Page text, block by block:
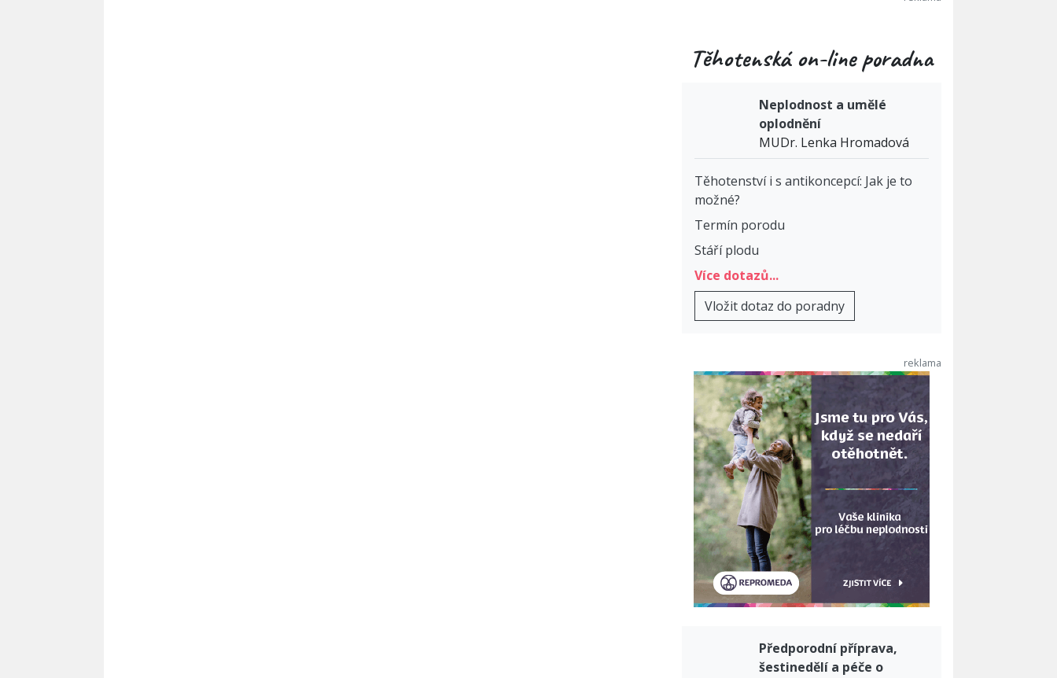
Těhotenská on-line poradna
Neplodnost a umělé
oplodnění
MUDr. Lenka Hromadová
Těhotenství i s antikoncepcí: Jak je to
možné?
Termín porodu
Stáří plodu
Více dotazů...
Vložit dotaz do poradny
Předporodní příprava,
šestinedělí a péče o